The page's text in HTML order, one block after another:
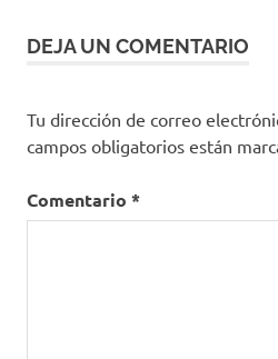
DEJA UN COMENTARIO
Tu dirección de correo
campos obligatorios están
Comentario *